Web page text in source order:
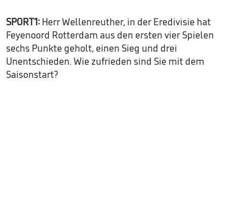
SPORT1: Herr Wellenreuther, in der Eredivisie hat
Feyenoord Rotterdam aus den ersten vier Spielen
sechs Punkte geholt, einen Sieg und drei
Unentschieden. Wie zufrieden sind Sie mit dem
Saisonstart?